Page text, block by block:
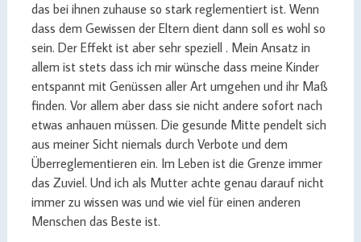
das bei ihnen zuhause so stark reglementiert ist. Wenn
dass dem Gewissen der Eltern dient dann soll es wohl so
sein. Der Effekt ist aber sehr speziell . Mein Ansatz in
allem ist stets dass ich mir wünsche dass meine Kinder
entspannt mit Genüssen aller Art umgehen und ihr Maß
finden. Vor allem aber dass sie nicht andere sofort nach
etwas anhauen müssen. Die gesunde Mitte pendelt sich
aus meiner Sicht niemals durch Verbote und dem
Überreglementieren ein. Im Leben ist die Grenze immer
das Zuviel. Und ich als Mutter achte genau darauf nicht
immer zu wissen was und wie viel für einen anderen
Menschen das Beste ist.